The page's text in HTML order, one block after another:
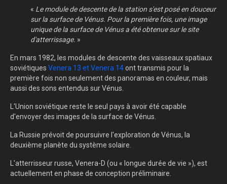
« Le module de descente de la station s'est posé en douceur
sur la surface de Vénus. Pour la première fois, une image
unique de la surface de Vénus a été obtenue sur le site
d'atterrissage. »
En mars 1982, les modules de descente des vaisseaux spatiaux
soviétiques Venera 13 et Venera 14ont transmis pour la
première fois non seulement des panoramas en couleur, mais
aussi des sons entendus sur Vénus.
L'Union soviétique reste le seul pays à avoir été capable
d'envoyer des images de la surface de Vénus.
La Russie prévoit de poursuivre l'exploration de Vénus, la
deuxième planète du système solaire.
L'atterrisseur russe, Venera-D (ou « longue durée de vie »), est
actuellement en phase de conception préliminaire.